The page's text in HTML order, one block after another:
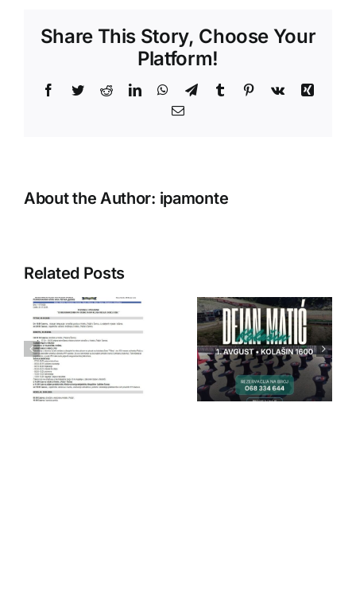
Share This Story, Choose Your
Platform!
Facebook
TwitterRedditLinkedInWhatsApp
TelegramTumblr Pinterest
Vk
Xing
Email
About the Author: ipamonte
Related Posts
IPA Crna
Gora
IPA Crna
Gora